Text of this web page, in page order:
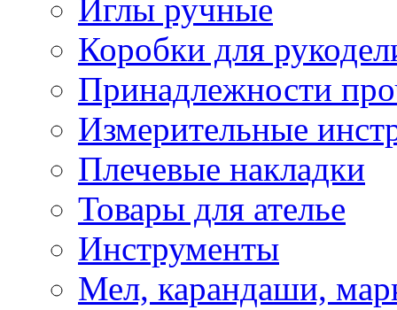
Иглы ручные
Коробки для
Принадлежности
Измерительные
Плечевые накладки
Товары для ателье
Инструменты
Мел, карандаши,